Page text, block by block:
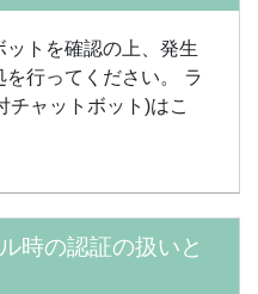
トを確認の上、発生
行ってください。 ラ
チャットボット)はこ
時の認証の扱いと